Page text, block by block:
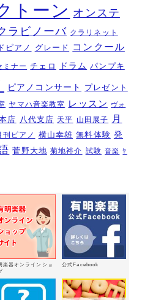
ャンペーン・・・その
るなら今！『ひと足早
』6/14～7/12
2026年6月7
ェンチャー研究会発表
た～🎵
う！コンサートを実施
2026年5月2日
ヴェンチャー ベーシ
ミナー Vol,1』講座の
月14日
「ELS03シリーズ」
日曜体験ＤＡＹ
トーン オンステ
ラビノーバ クラリネット
ピアノ グレード コンクール
ミナー チェロ ドラム パンプキ
ピアノコンサート プレゼント
ヤマハ音楽教室 レッスン ヴォ
店 八代支店 天平 山田展子
月
刊ピアノ 横山幸雄 無料体験 発
菅野大地 菊地裕介 試験 音楽 ﾔ
楽器オンラインショ
公式Facebook